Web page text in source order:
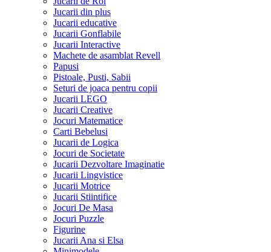
Jucarii din plus
Jucarii educative
Jucarii Gonflabile
Jucarii Interactive
Machete de asamblat Revell
Papusi
Pistoale, Pusti, Sabii
Seturi de joaca pentru copii
Jucarii LEGO
Jucarii Creative
Jocuri Matematice
Carti Bebelusi
Jucarii de Logica
Jocuri de Societate
Jucarii Dezvoltare Imaginatie
Jucarii Lingvistice
Jucarii Motrice
Jucarii Stiintifice
Jocuri De Masa
Jocuri Puzzle
Figurine
Jucarii Ana si Elsa